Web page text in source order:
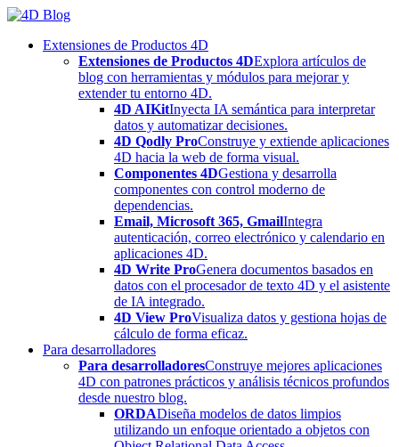
Skip
contentExtensiones de Productos 4D
Extensiones de Productos 4DExplora artículos de
blog con herramientas y módulos para mejorar y
extender tu entorno 4D.
4D AIKitInyecta IA semántica para interpretar
datos y automatizar decisiones.
4D Qodly ProConstruye y extiende aplicaciones
4D hacia la web de forma visual.
Componentes 4DGestiona y desarrolla
componentes con control moderno de
dependencias.
Email, Microsoft 365, GmailIntegra
autenticación, correo electrónico y calendario en
aplicaciones 4D.
4D Write ProGenera documentos basados en
datos con el procesador de texto 4D y el asistente
de IA integrado.
4D View ProVisualiza datos y gestiona hojas de
cálculo de forma eficaz.
Para desarrolladores
Para desarrolladoresConstruye mejores aplicaciones
4D con patrones prácticos y análisis técnicos profundos
desde nuestro blog.
ORDADiseña modelos de datos limpios
utilizando un enfoque orientado a objetos con